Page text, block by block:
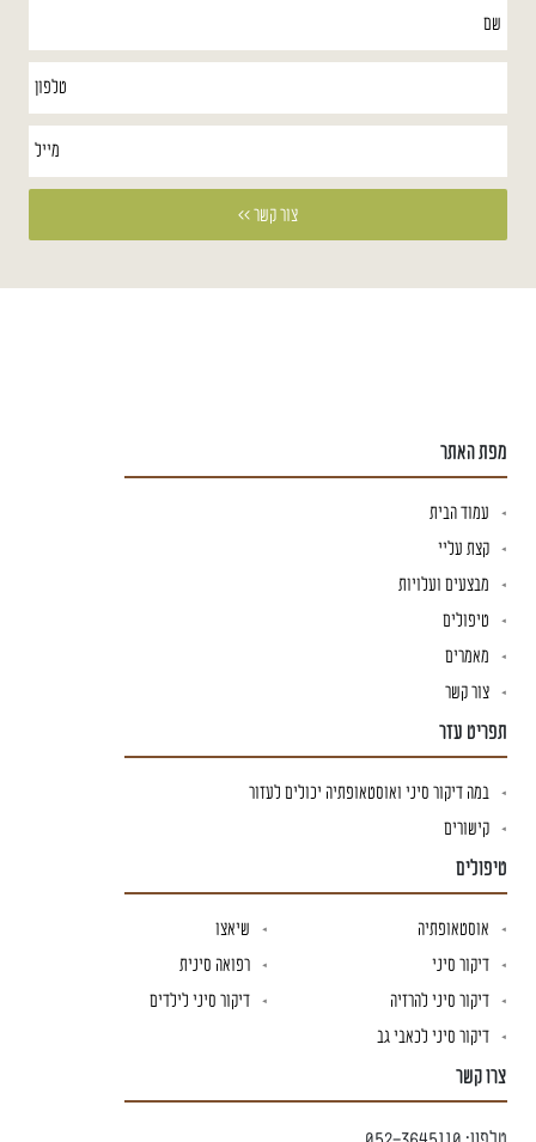
מפת האתר
עמוד הבית
קצת עליי
מבצעים ועלויות
טיפולים
מאמרים
צור קשר
תפריט עזר
במה דיקור סיני ואוסטאופתיה יכולים לעזור
קישורים
טיפולים
אוסטאופתיה
שיאצו
דיקור סיני
רפואה סינית
דיקור סיני להרזיה
דיקור סיני לילדים
דיקור סיני לכאבי גב
צרו קשר